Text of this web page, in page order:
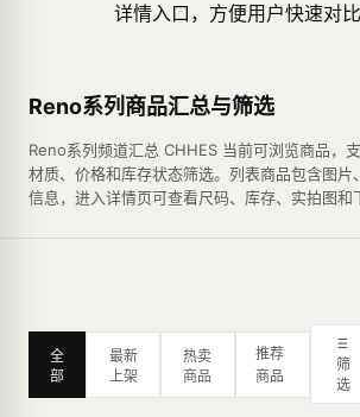
详情入口，方便用户快速对比
Reno系列商品汇总与筛选
Reno系列频道汇总 CHHES 当前可浏览商品，
材质、价格和库存状态筛选。列表商品包含图片
信息，进入详情页可查看尺码、库存、实拍图和
全
部
最新
上架
热卖
商品
推荐
商品
筛
选